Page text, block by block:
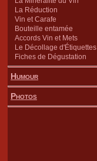
La Réduction
Vin et Carafe
Bouteille entamée
Accords Vin et Mets
Le Décollage d'Étiquettes
Fiches de Dégustation
Humour
Photos